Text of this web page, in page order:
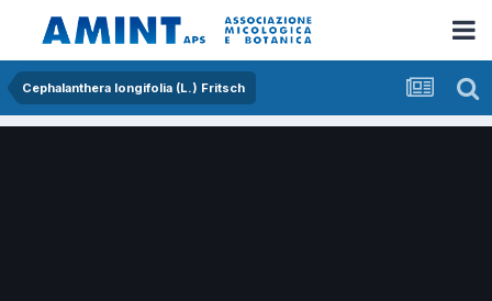
Cephalanthera longifolia (L.) Fritsch